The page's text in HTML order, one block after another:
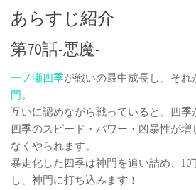
あらすじ紹介
第70話-悪魔-
一ノ瀬四季が戦いの最中成長し、それ
門。
互いに認めながら戦っていると、四季
四季のスピード・パワー・凶暴性が増
なくやられます。
暴走化した四季は神門を追い詰め、10
し、神門に打ち込みます！